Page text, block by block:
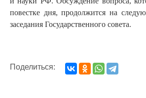
повестке дня, продолжится на
заседания Государственного совета.
Поделиться: